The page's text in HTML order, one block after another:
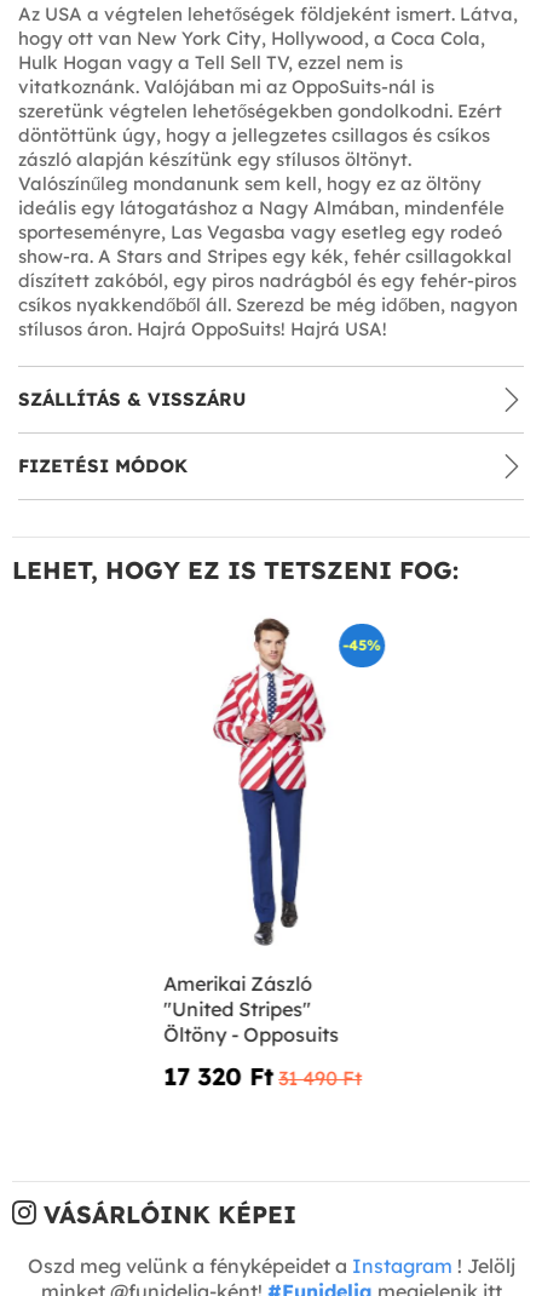
Az USA a végtelen lehetőségek földjeként ismert. Látva,
hogy ott van New York City, Hollywood, a Coca Cola,
Hulk Hogan vagy a Tell Sell TV, ezzel nem is
vitatkoznánk. Valójában mi az OppoSuits-nál is
szeretünk végtelen lehetőségekben gondolkodni. Ezért
döntöttünk úgy, hogy a jellegzetes csillagos és csíkos
zászló alapján készítünk egy stílusos öltönyt.
Valószínűleg mondanunk sem kell, hogy ez az öltöny
ideális egy látogatáshoz a Nagy Almában, mindenféle
sporteseményre, Las Vegasba vagy esetleg egy rodeó
show-ra. A Stars and Stripes egy kék, fehér csillagokkal
díszített zakóból, egy piros nadrágból és egy fehér-piros
csíkos nyakkendőből áll. Szerezd be még időben, nagyon
stílusos áron. Hajrá OppoSuits! Hajrá USA!
SZÁLLÍTÁS & VISSZÁRU
FIZETÉSI MÓDOK
LEHET, HOGY EZ IS TETSZENI FOG:
-45%
Amerikai Zászló
"United Stripes"
Öltöny - Opposuits
17 320 Ft‎ 31 490 Ft‎
VÁSÁRLÓINK KÉPEI
Oszd meg velünk a fényképeidet a Instagram ! Jelölj
minket @funidelia-ként! #Funidelia megjelenik itt